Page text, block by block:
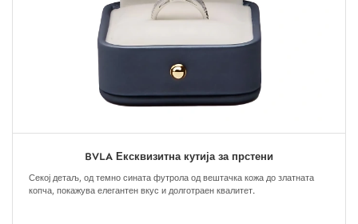
BVLA Ексквизитна кутија за прстени
Секој детаљ, од темно сината футрола од вештачка кожа до златната
копча, покажува елегантен вкус и долготраен квалитет.